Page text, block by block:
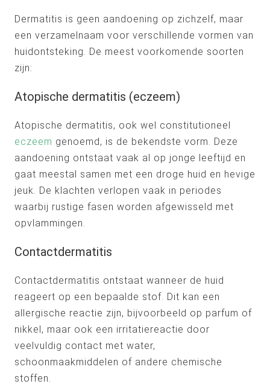
Dermatitis is geen aandoening op zichzelf, maar
een verzamelnaam voor verschillende vormen van
huidontsteking. De meest voorkomende soorten
zijn:
Atopische dermatitis (eczeem)
Atopische dermatitis, ook wel constitutioneel
eczeem genoemd, is de bekendste vorm. Deze
aandoening ontstaat vaak al op jonge leeftijd en
gaat meestal samen met een droge huid en hevige
jeuk. De klachten verlopen vaak in periodes
waarbij rustige fasen worden afgewisseld met
opvlammingen.
Contactdermatitis
Contactdermatitis ontstaat wanneer de huid
reageert op een bepaalde stof. Dit kan een
allergische reactie zijn, bijvoorbeeld op parfum of
nikkel, maar ook een irritatiereactie door
veelvuldig contact met water,
schoonmaakmiddelen of andere chemische
stoffen.